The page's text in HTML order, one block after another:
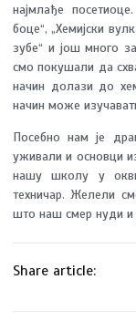
најмлађе
боце“, „Хемијски
зубе“ и још много
смо покушали да
начин долази до
начин може
Посебно нам је
уживали и основци
нашу школу у
техничар. Желели
што наш смер нуди и
Share article: